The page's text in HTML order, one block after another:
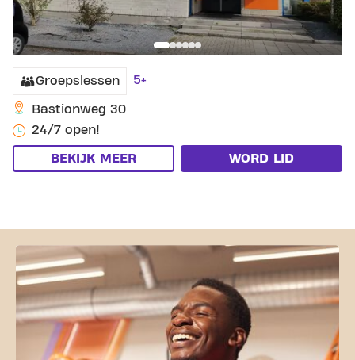
Groepslessen 5+
Bastionweg 30
24/7 open!
BEKIJK MEER WORD LID